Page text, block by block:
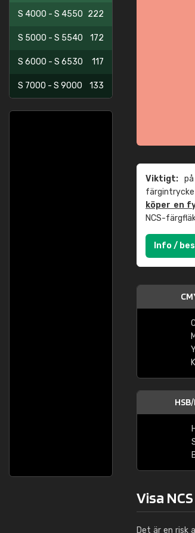
S 4000 - S 4550 222
S 5000 - S 5540 172
S 6000 - S 6530 117
S 7000 - S 9000 133
Viktigt:
köper en
NCS-
Info /
M
K
H
Visa
Det är en risk